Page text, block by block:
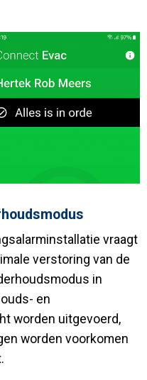
vraagt
verstoring van de
in
en
worden uitgevoerd,
worden voorkomen